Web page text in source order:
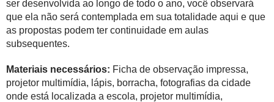
ser desenvolvida ao longo de todo o ano, você observará
que ela não será contemplada em sua totalidade aqui e que
as propostas podem ter continuidade em aulas
subsequentes.
Materiais necessários: Ficha de observação impressa,
projetor multimídia, lápis, borracha, fotografias da cidade
onde está localizada a escola, projetor multimídia,